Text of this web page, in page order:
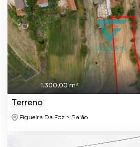
1.300,00 m²
Terreno
Figueira Da Foz > Paião